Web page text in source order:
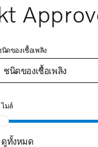
ดของเชื้อเพลิง
ชนิดของเชื้อเพลิง
ไมล์
ดูทั้งหมด